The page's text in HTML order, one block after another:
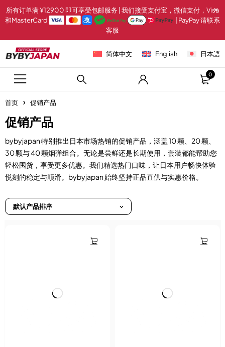
所有订单满 ¥12900 即可享受包邮服务 | 我们接受支付宝，微信支付，Visa
和MasterCard
| PayPay 请联系
客服
简体中文 English 日本語
0
首页 促销产品
促销产品
bybyjapan 特别推出日本市场热销的促销产品，涵盖 10 颗、20 颗、
30 颗与 40 颗烟弹组合。无论是尝鲜还是长期使用，套装都能帮助您
轻松囤货，享受更多优惠。我们精选热门口味，让日本用户畅快体验
悦刻的稳定与顺滑。bybyjapan 始终坚持正品直供与实惠价格。
默认产品排序